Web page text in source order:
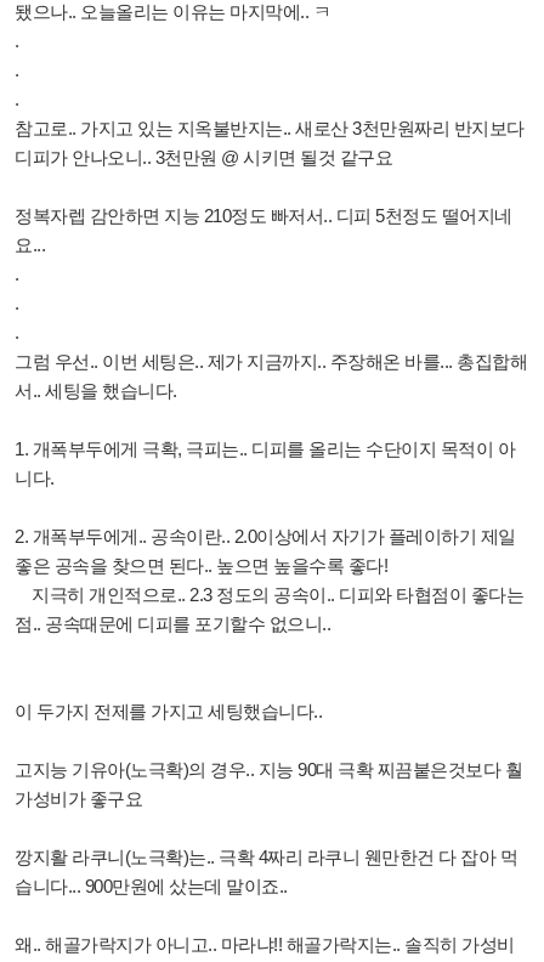
됐으나.. 오늘올리는 이유는 마지막에.. ㅋ
.
.
.
참고로.. 가지고 있는 지옥불반지는.. 새로산 3천만원짜리 반지보다
디피가 안나오니.. 3천만원 @ 시키면 될것 같구요
정복자렙 감안하면 지능 210정도 빠저서.. 디피 5천정도 떨어지네
요...
.
.
.
그럼 우선.. 이번 세팅은.. 제가 지금까지.. 주장해온 바를... 총집합해
서.. 세팅을 했습니다.
1. 개폭부두에게 극확, 극피는.. 디피를 올리는 수단이지 목적이 아
니다.
2. 개폭부두에게.. 공속이란.. 2.0이상에서 자기가 플레이하기 제일
좋은 공속을 찾으면 된다.. 높으면 높을수록 좋다!
지극히 개인적으로.. 2.3 정도의 공속이.. 디피와 타협점이 좋다는
점.. 공속때문에 디피를 포기할수 없으니..
이 두가지 전제를 가지고 세팅했습니다..
고지능 기유아(노극확)의 경우.. 지능 90대 극확 찌끔붙은것보다 훨
가성비가 좋구요
깡지활 라쿠니(노극확)는.. 극확 4짜리 라쿠니 웬만한건 다 잡아 먹
습니다... 900만원에 샀는데 말이죠..
왜.. 해골가락지가 아니고.. 마라냐!! 해골가락지는.. 솔직히 가성비